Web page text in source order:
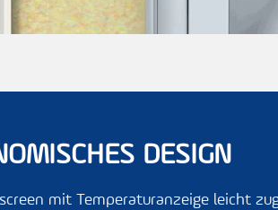
DESIGN
mit Temperaturanzeige leicht